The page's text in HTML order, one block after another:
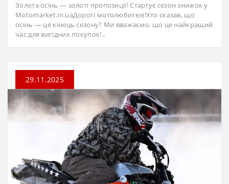
Золота осінь — золоті пропозиції! Стартує сезон знижок у
Motomarket.in.uaДорогі мотолюбителі!Хто сказав, що
осінь — це кінець сезону? Ми вважаємо, що це найкращий
час для вигідних покупок!..
29.11.2025